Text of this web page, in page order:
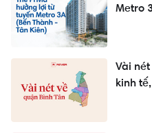
Metro
Vài nét
kinh